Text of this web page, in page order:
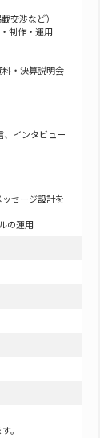
交渉など）
制作・運用
・決算説明会
、インタビュー
セージ設計を
の運用
。